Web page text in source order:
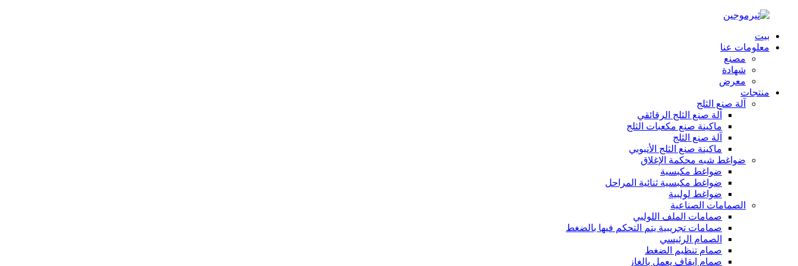
بيت
معلومات عنا
مصنع
شهادة
معرض
منتجات
آلة صنع الثلج
آلة صنع الثلج الرقائقي
ماكينة صنع مكعبات الثلج
آلة صنع الثلج
ماكينة صنع الثلج الأنبوبي
ضواغط شبه محكمة الإغلاق
ضواغط مكبسية
ضواغط مكبسية ثنائية المراحل
ضواغط لولبية
الصمامات الصناعية
صمامات الملف اللولبي
صمامات تجريبية يتم التحكم فيها بالضغط
الصمام الرئيسي
صمام تنظيم الضغط
صمام إيقاف يعمل بالغاز